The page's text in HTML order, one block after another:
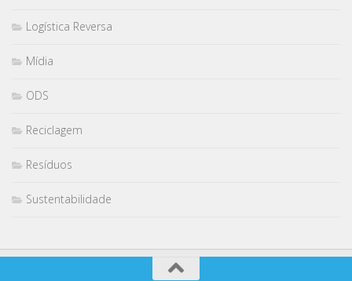
Logística Reversa
Mídia
ODS
Reciclagem
Resíduos
Sustentabilidade